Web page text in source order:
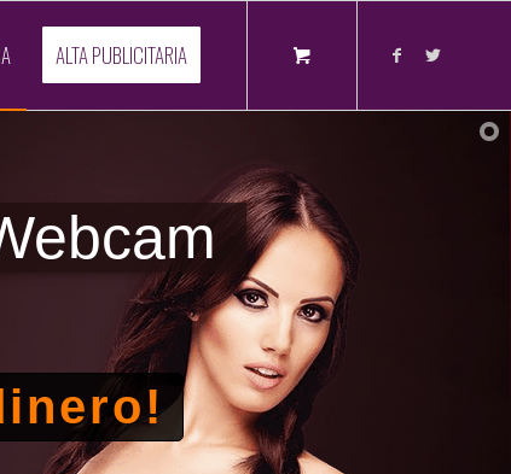
ALTA PUBLICITARIA